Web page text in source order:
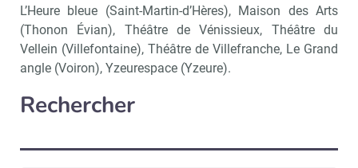
L’Heure bleue (Saint-Martin-d’Hères), Maison des Arts
(Thonon Évian), Théâtre de Vénissieux, Théâtre du
Vellein (Villefontaine), Théâtre de Villefranche, Le Grand
angle (Voiron), Yzeurespace (Yzeure).
Rechercher